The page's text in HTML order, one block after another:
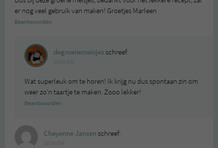
er nog veel gebruik van maken! Groetjes Marleen
Beantwoorden
degroenemeisjesschreef:
Wat superleuk om te horen! Ik krijg nu dus spontaan zin om
weer zo’n taartje te maken. Zooo lekker!
Beantwoorden
Cheyenne Jansen schreef: